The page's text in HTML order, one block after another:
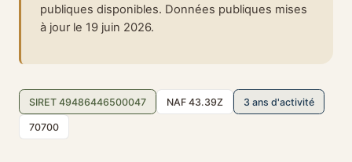
publiques disponibles. Données publiques mises
à jour le 19 juin 2026.
SIRET 49486446500047 NAF 43.39Z 3 ans d'activité
70700